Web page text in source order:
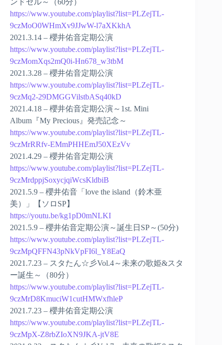
ンドセル～（60分）
https://www.youtube.com/playlist?list=PLZejTL-
9czMoO0WHmXv9JJwW-l7aXKkhA
2021.3.14 – 櫻井佑音定期公演
https://www.youtube.com/playlist?list=PLZejTL-
9czMomXqs2mQ0i-Hn678_w3tbM
2021.3.28 – 櫻井佑音定期公演
https://www.youtube.com/playlist?list=PLZejTL-
9czMq2-29DMGGVilstbASq40kD
2021.4.18 – 櫻井佑音定期公演～1st. Mini
Album『My Precious』発売記念～
https://www.youtube.com/playlist?list=PLZejTL-
9czMrRRfv-EMmPHHEmJ50XEzVv
2021.4.29 – 櫻井佑音定期公演
https://www.youtube.com/playlist?list=PLZejTL-
9czMrdppjSoxycjqiWcsKldbiB
2021.5.9 – 櫻井佑音「love the island（鈴木亜
美）」【ソロSP】
https://youtu.be/kg1pD0mNLKI
2021.5.9 – 櫻井佑音定期公演～誕生日SP～(50分)
https://www.youtube.com/playlist?list=PLZejTL-
9czMpQFFN43pNkVpFI6l_Y8EaQ
2021.7.23 – スタたん☆彡Vol.4～未来の歌姫&スタ
ー誕生～（80分）
https://www.youtube.com/playlist?list=PLZejTL-
9czMrD8KmuciW1cutHMWxfhleP
2021.7.23 – 櫻井佑音定期公演
https://www.youtube.com/playlist?list=PLZejTL-
9czMpX-Z8rbZIoXN9JKA-jtV8E